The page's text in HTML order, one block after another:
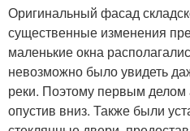
Оригинальный фасад
существенные изменения
маленькие окна
невозможно было увидеть
реки. Поэтому первым делом
опустив вниз. Также были